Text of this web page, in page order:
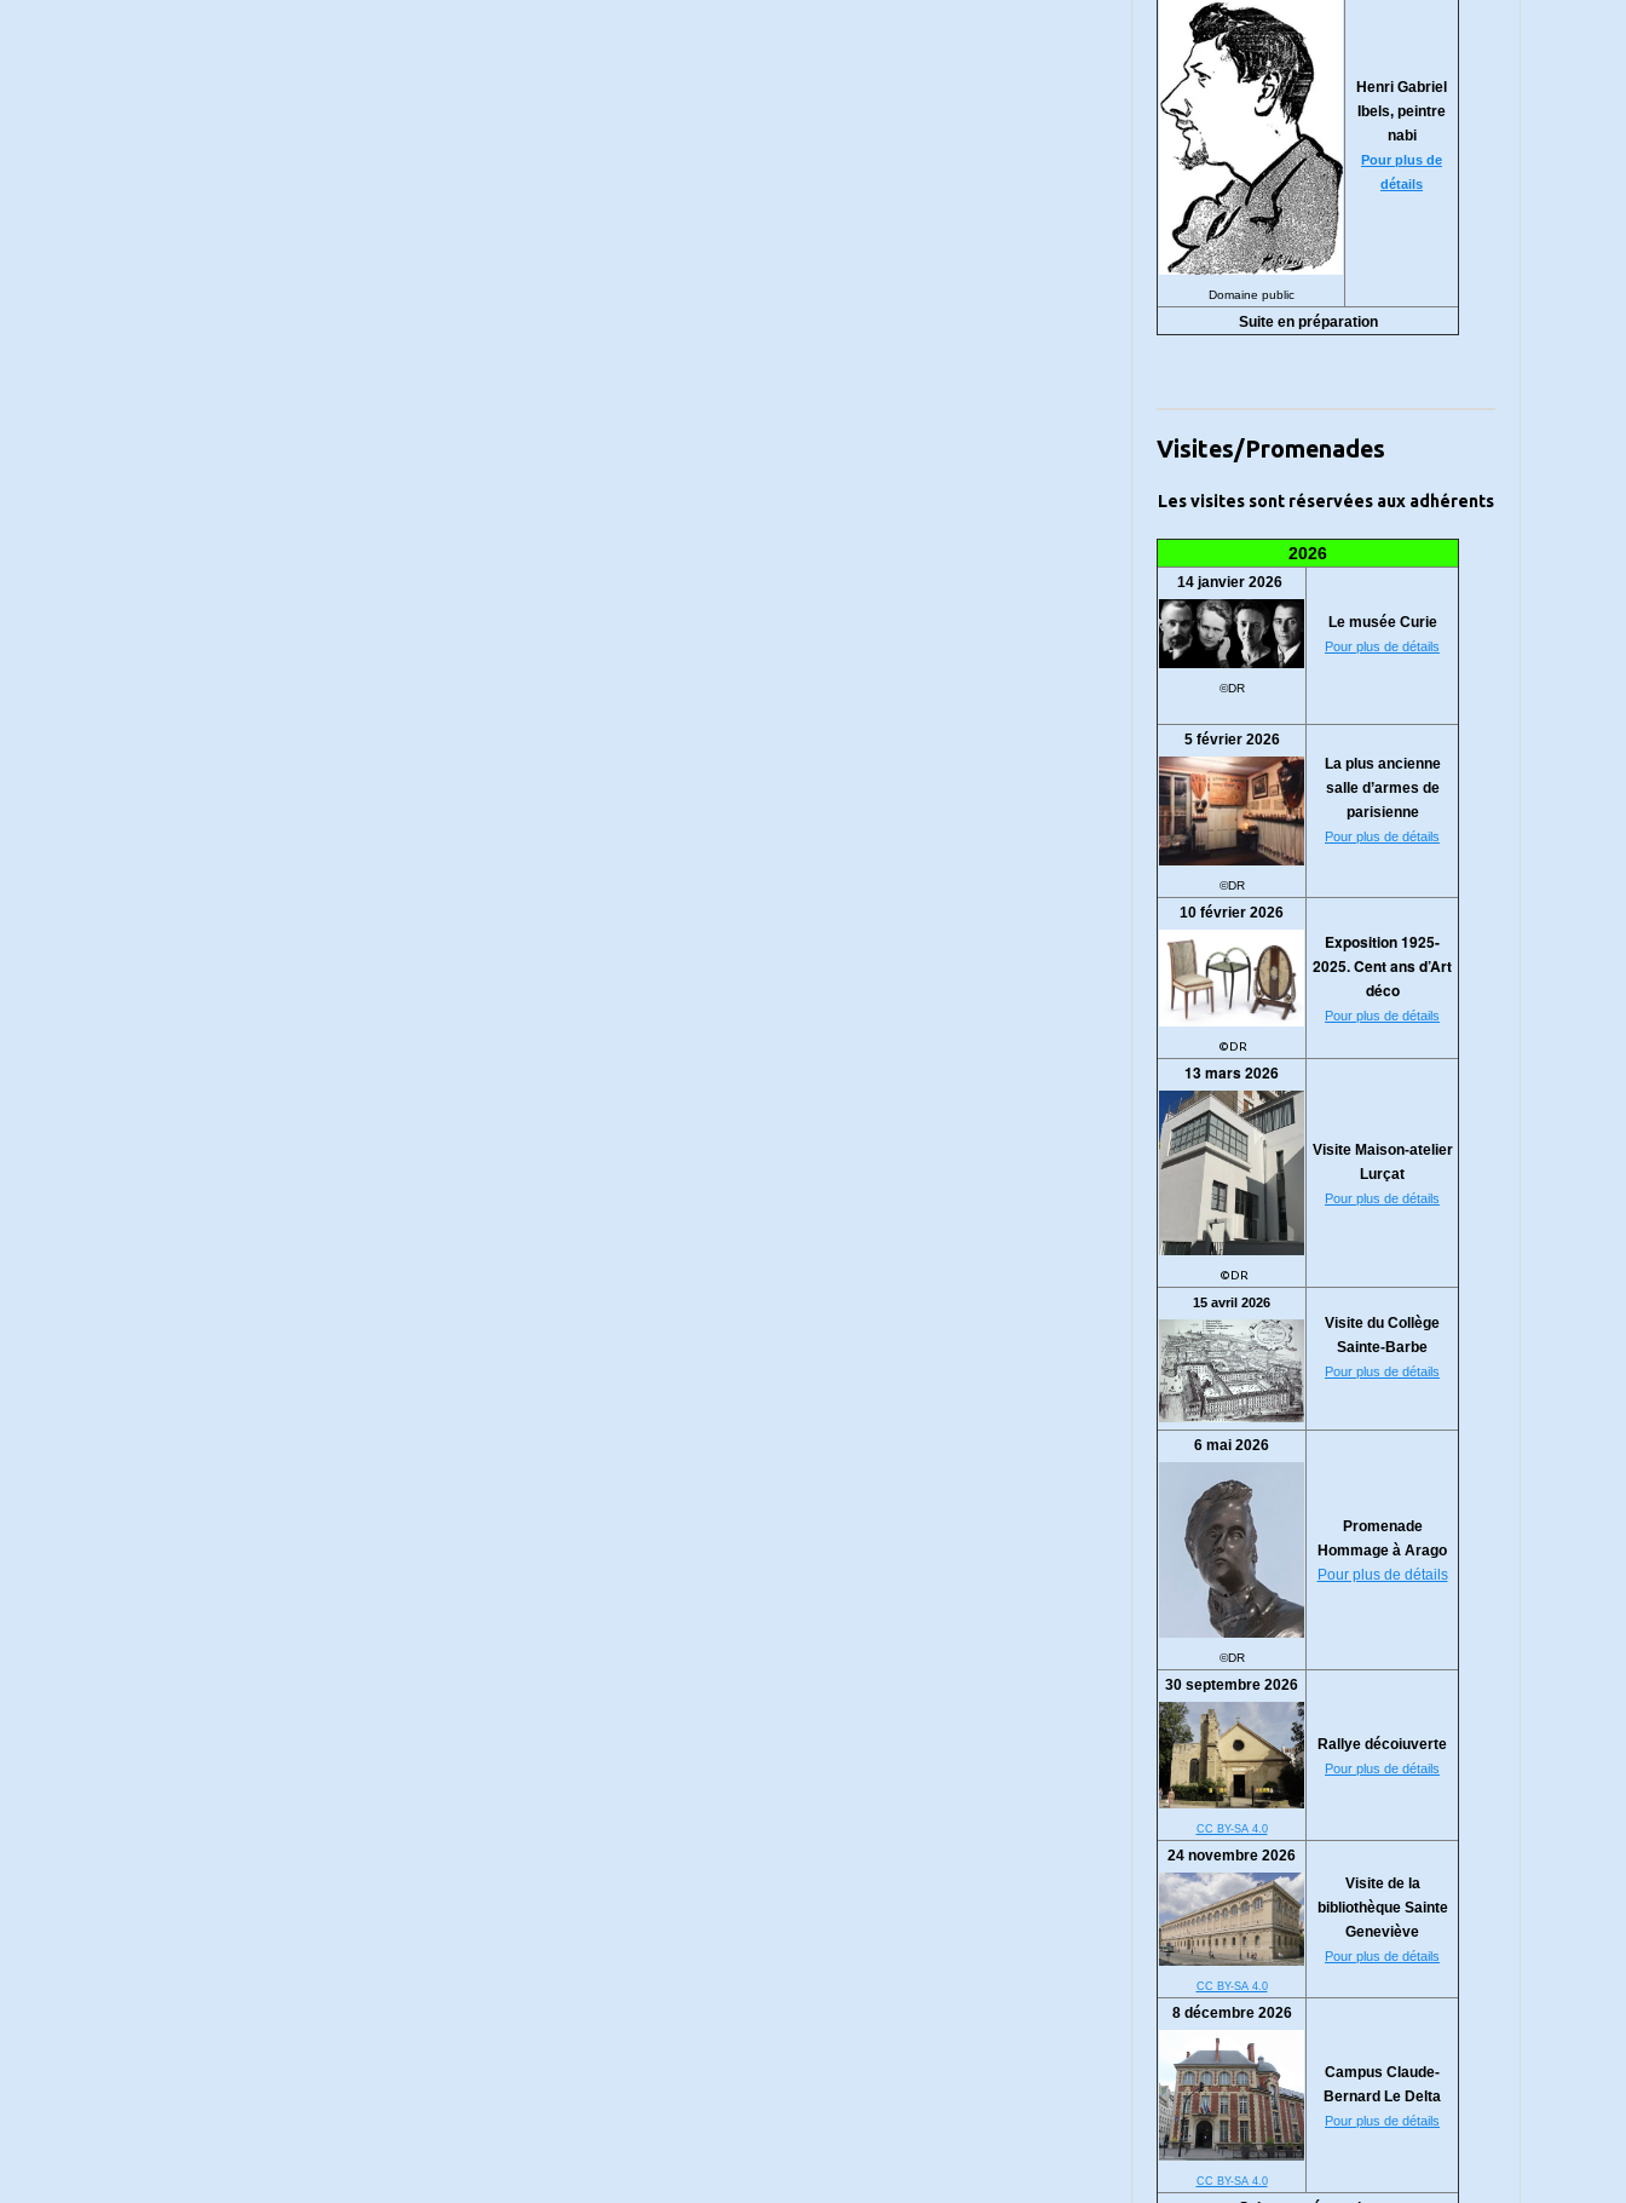
Domaine public
Henri Gabriel
Ibels, peintre
nabi
Pour plus de
détails
Suite en préparation
Visites/Promenades
Les visites sont réservées aux adhérents
2026
14 janvier 2026
©DR
Le musée Curie
Pour plus de détails
5 février 2026
©DR
La plus ancienne
salle d’armes de
parisienne
Pour plus de détails
10 février 2026
©DR
Exposition 1925-
2025. Cent ans d’Art
déco
Pour plus de détails
13 mars 2026
©DR
Visite Maison-atelier
Lurçat
Pour plus de détails
15 avril 2026
Visite du Collège
Sainte-Barbe
Pour plus de détails
6 mai 2026
©DR
Promenade
Hommage à Arago
Pour plus de détails
30 septembre 2026
CC BY-SA 4.0
Rallye décoiuverte
Pour plus de détails
24 novembre 2026
CC BY-SA 4.0
Visite de la
bibliothèque Sainte
Geneviève
Pour plus de détails
8 décembre 2026
CC BY-SA 4.0
Campus Claude-
Bernard Le Delta
Pour plus de détails